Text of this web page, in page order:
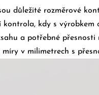
důležité rozměrové
kontrola, kdy s
a potřebné
v milimetrech s